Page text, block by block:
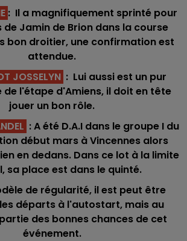
: Il a magnifiquement sprinté pour
Jamin de Brion dans la course
bon droitier, une confirmation est
attendue.
JOSSELYN : Lui aussi est un pur
de l'étape d'Amiens, il doit en tête
jouer un bon rôle.
: A été D.A.I dans le groupe I du
début mars à Vincennes alors
en dedans. Dans ce lot à la limite
sa place est dans le quinté.
de régularité, il est peut être
départs à l'autostart, mais au
des bonnes chances de cet
événement.